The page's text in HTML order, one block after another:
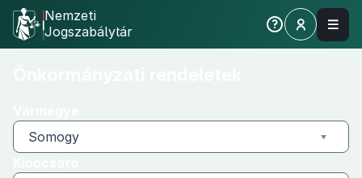
Nemzeti
Jogszabálytár
Somogy